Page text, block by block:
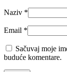
Naziv *
Email *
Sačuvaj moje
buduće komentare.